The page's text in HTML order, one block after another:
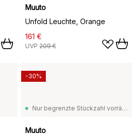
Muuto
Unfold Leuchte, Orange
161 €
UVP 209 €
Nur begrenzte Stückzahl vorrätig
Muuto
-30%